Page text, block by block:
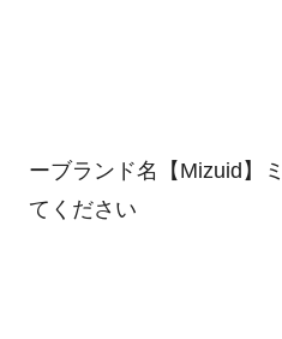
ーブランド名【 Mizuid】
てください